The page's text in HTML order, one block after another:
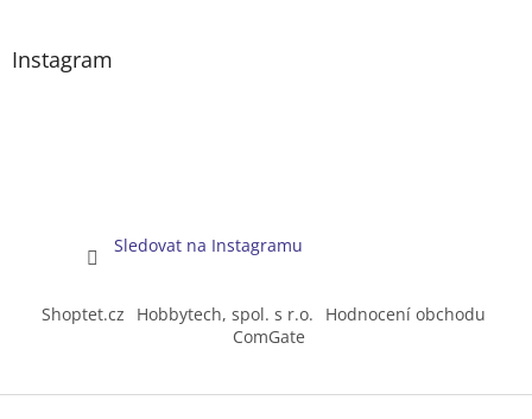
Instagram
Sledovat na Instagramu
Shoptet.cz Hobbytech, spol. s r.o.
Hodnocení obchodu
ComGate